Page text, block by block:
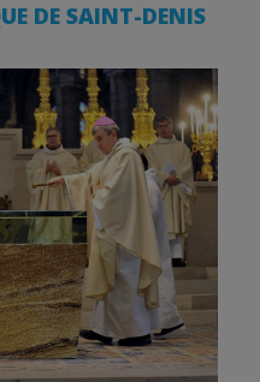
DE SAINT-DENIS